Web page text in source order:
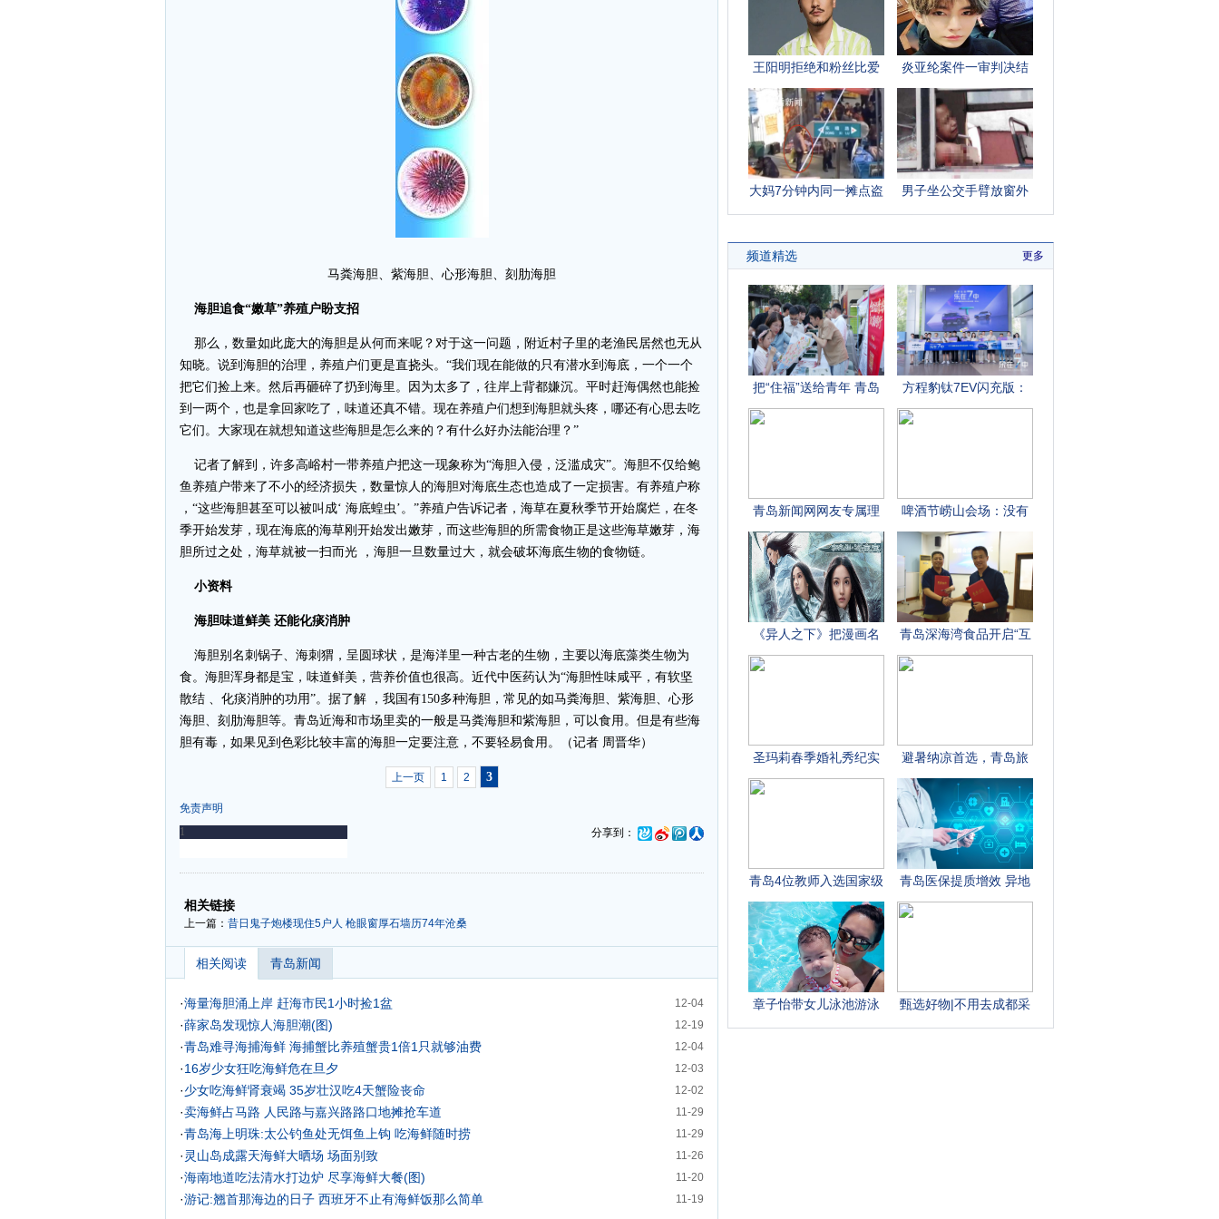
马粪海胆、紫海胆、心形海胆、刻肋海胆
海胆追食“嫩草”养殖户盼支招
那么，数量如此庞大的海胆是从何而来呢？对于这一问题，附近村子里的老渔民居然也无从
知晓。说到海胆的治理，养殖户们更是直挠头。“我们现在能做的只有潜水到海底，一个一个
把它们捡上来。然后再砸碎了扔到海里。因为太多了，往岸上背都嫌沉。平时赶海偶然也能捡
到一两个，也是拿回家吃了，味道还真不错。现在养殖户们想到海胆就头疼，哪还有心思去吃
它们。大家现在就想知道这些海胆是怎么来的？有什么好办法能治理？”
记者了解到，许多高峪村一带养殖户把这一现象称为“海胆入侵，泛滥成灾”。海胆不仅给鲍
鱼养殖户带来了不小的经济损失，数量惊人的海胆对海底生态也造成了一定损害。有养殖户称
，“这些海胆甚至可以被叫成‘ 海底蝗虫’。”养殖户告诉记者，海草在夏秋季节开始腐烂，在冬
季开始发芽，现在海底的海草刚开始发出嫩芽，而这些海胆的所需食物正是这些海草嫩芽，海
胆所过之处，海草就被一扫而光 ，海胆一旦数量过大，就会破坏海底生物的食物链。
小资料
海胆味道鲜美 还能化痰消肿
海胆别名刺锅子、海刺猬，呈圆球状，是海洋里一种古老的生物，主要以海底藻类生物为
食。海胆浑身都是宝，味道鲜美，营养价值也很高。近代中医药认为“海胆性味咸平，有软坚
散结 、化痰消肿的功用”。据了解 ，我国有150多种海胆，常见的如马粪海胆、紫海胆、心形
海胆、刻肋海胆等。青岛近海和市场里卖的一般是马粪海胆和紫海胆，可以食用。但是有些海
胆有毒，如果见到色彩比较丰富的海胆一定要注意，不要轻易食用。（记者 周晋华）
上一页 1 2 3
免责声明
分享到：
-
相关链接
上一篇： 昔日鬼子炮楼现住5户人 枪眼窗厚石墙历74年沧桑
相关阅读 青岛新闻
12-04
·海量海胆涌上岸 赶海市民1小时捡1盆
12-19
·薛家岛发现惊人海胆潮(图)
12-04
·青岛难寻海捕海鲜 海捕蟹比养殖蟹贵1倍1只就够油费
12-03
·16岁少女狂吃海鲜危在旦夕
12-02
·少女吃海鲜肾衰竭 35岁壮汉吃4天蟹险丧命
11-29
·卖海鲜占马路 人民路与嘉兴路路口地摊抢车道
11-29
·青岛海上明珠:太公钓鱼处无饵鱼上钩 吃海鲜随时捞
11-26
· 灵山岛成露天海鲜大晒场 场面别致
11-20
·海南地道吃法清水打边炉 尽享海鲜大餐(图)
11-19
·游记:翘首那海边的日子 西班牙不止有海鲜饭那么简单